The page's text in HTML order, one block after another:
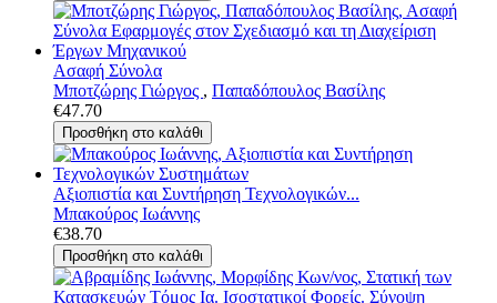
Ασαφή Σύνολα
Μποτζώρης Γιώργος , Παπαδόπουλος Βασίλης
€47.70
Αξιοπιστία και Συντήρηση Τεχνολογικών...
Μπακούρος Ιωάννης
€38.70